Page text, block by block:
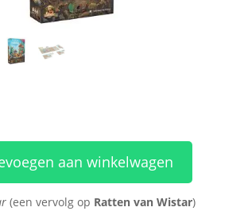
aan winkelwagen
(een vervolg op Ratten van Wistar)